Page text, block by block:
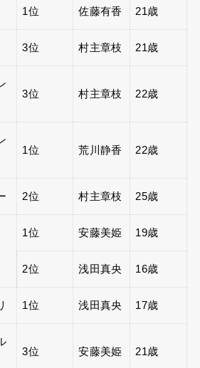
1位 佐藤有香 21歳
3位 村主章枝 21歳
3位 村主章枝 22歳
1位 荒川静香 22歳
2位 村主章枝 25歳
1位 安藤美姫 19歳
2位 浅田真央 16歳
1位 浅田真央 17歳
3位 安藤美姫 21歳